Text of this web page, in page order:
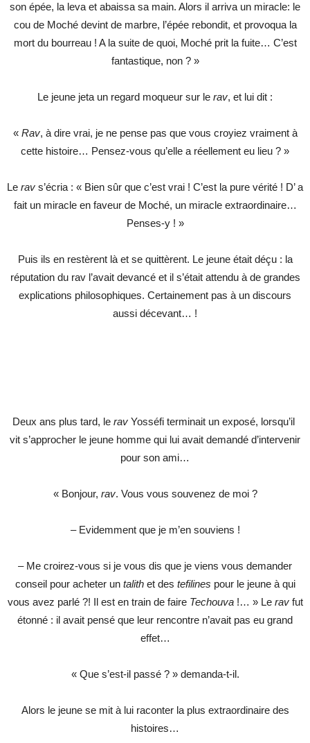
son épée, la leva et abaissa sa main. Alors il arriva un miracle: le
cou de Moché devint de marbre, l’épée rebondit, et provoqua la
mort du bourreau ! A la suite de quoi, Moché prit la fuite… C’est
fantastique, non ? »
Le jeune jeta un regard moqueur sur le rav, et lui dit :
« Rav, à dire vrai, je ne pense pas que vous croyiez vraiment à
cette histoire… Pensez-vous qu’elle a réellement eu lieu ? »
Le rav s’écria : « Bien sûr que c’est vrai ! C’est la pure vérité ! D’ a
fait un miracle en faveur de Moché, un miracle extraordinaire…
Penses-y ! »
Puis ils en restèrent là et se quittèrent. Le jeune était déçu : la
réputation du rav l’avait devancé et il s’était attendu à de grandes
explications philosophiques. Certainement pas à un discours
aussi décevant… !
Deux ans plus tard, le rav Yosséfi terminait un exposé, lorsqu’il
vit s’approcher le jeune homme qui lui avait demandé d’intervenir
pour son ami…
« Bonjour, rav. Vous vous souvenez de moi ?
– Evidemment que je m’en souviens !
– Me croirez-vous si je vous dis que je viens vous demander
conseil pour acheter un talithet des tefilines pour le jeune à qui
vous avez parlé ?! Il est en train de faire Techouva!… » Le ravfut
étonné : il avait pensé que leur rencontre n’avait pas eu grand
effet…
« Que s’est-il passé ? » demanda-t-il.
Alors le jeune se mit à lui raconter la plus extraordinaire des
histoires…